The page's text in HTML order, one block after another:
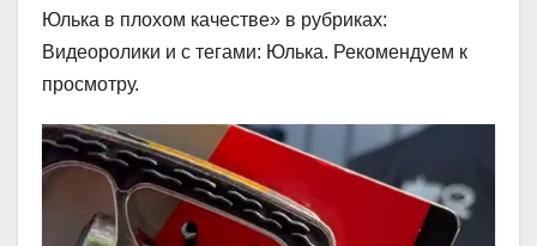
Юлька в плохом качестве» в рубриках:
Видеоролики и с тегами: Юлька. Рекомендуем к
просмотру.